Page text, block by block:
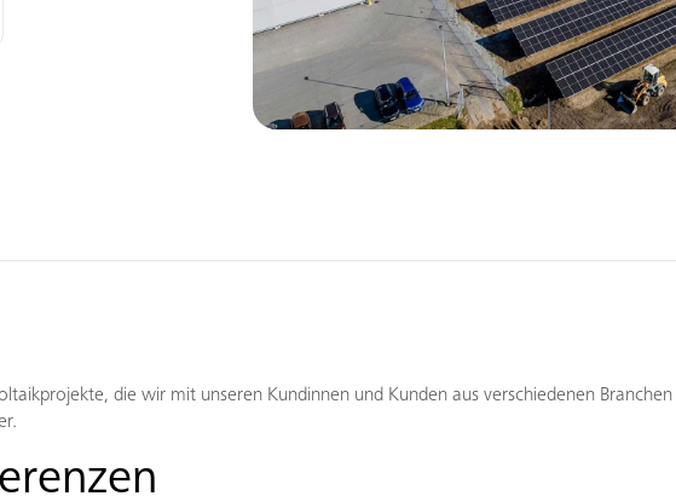
die wir mit unseren Kundinnen und Kunden aus verschiedenen Branchen